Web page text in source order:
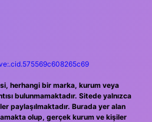
herhangi bir marka, kurum veya
bulunmamaktadır. Sitede yalnızca
paylaşılmaktadır. Burada yer alan
olup, gerçek kurum ve kişiler